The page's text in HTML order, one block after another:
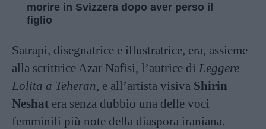
morire in Svizzera dopo aver perso il
figlio
Satrapi, disegnatrice e illustratrice, era, assieme
alla scrittrice Azar Nafisi, l’autrice di Leggere
Lolita a Teheran, e all’artista visiva Shirin
Neshat era senza dubbio una delle voci
femminili più note della diaspora iraniana.